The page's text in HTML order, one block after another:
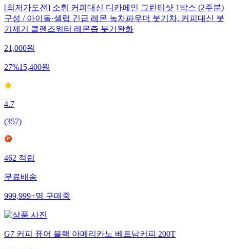
[최저가도전] 소휘 커피대신 디카페인 그린티샷 1박스 (2주분)
구성 / 아이돌·셀럽 긴급 레몬 녹차파우더 붓기차, 커피대신 붓
기제거 클렌즈워터 레몬즙 붓기완화
21,000원
27%15,400원
4.7
(357)
462적립
무료배송
999,999+명구매중
G7 커피 퓨어 블랙 아메리카노 베트남커피 200T